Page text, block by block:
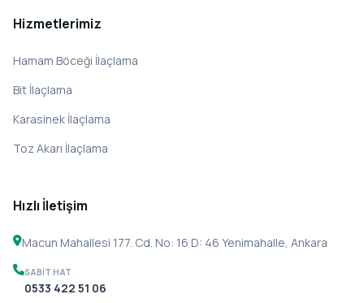
Hizmetlerimiz
Hamam Böceği İlaçlama
Bit İlaçlama
Karasinek İlaçlama
Toz Akarı İlaçlama
Hızlı İletişim
Macun Mahallesi 177. Cd. No: 16 D: 46 Yenimahalle, Ankara
SABIT HAT
0533 422 51 06